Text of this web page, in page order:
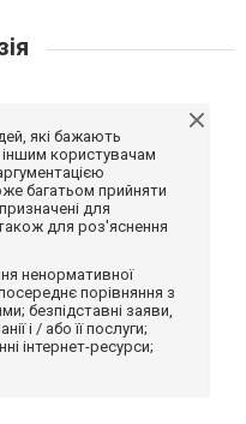
які бажають
користувачам
багатьом прийняти
для
для роз'яснення
ненормативної
порівняння з
безпідставні заяви,
і / або її послуги;
інтернет-ресурси;